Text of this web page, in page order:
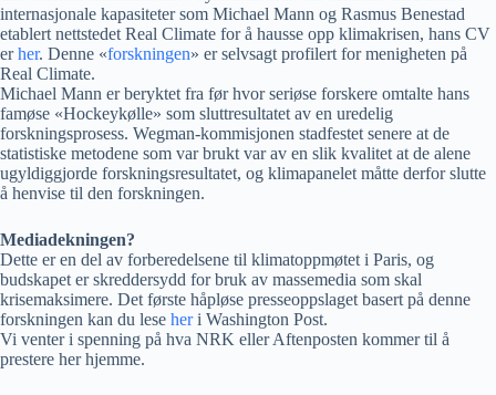
internasjonale kapasiteter som Michael Mann og Rasmus Benestad
etablert nettstedet Real Climate for å hausse opp klimakrisen, hans CV
erher. Denne «forskningen» er selvsagt profilert for menigheten på
Real Climate.
Michael Mann er beryktet fra før hvor seriøse forskere omtalte hans
famøse «Hockeykølle» som sluttresultatet av en uredelig
forskningsprosess. Wegman-kommisjonen stadfestet senere at de
statistiske metodene som var brukt var av en slik kvalitet at de alene
ugyldiggjorde forskningsresultatet, og klimapanelet måtte derfor slutte
å henvise til den forskningen.
Mediadekningen?
Dette er en del av forberedelsene til klimatoppmøtet i Paris, og
budskapet er skreddersydd for bruk av massemedia som skal
krisemaksimere. Det første håpløse presseoppslaget basert på denne
forskningen kan du lese heri Washington Post.
Vi venter i spenning på hva NRK eller Aftenposten kommer til å
prestere her hjemme.